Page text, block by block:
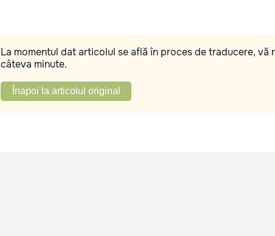
La momentul dat articolul se află în proces de traducere, vă
câteva minute.
Înapoi la articolul original